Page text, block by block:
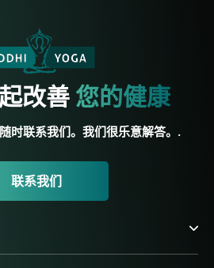
改善 您的健康
时联系我们。我们很乐意解答。.
联系我们